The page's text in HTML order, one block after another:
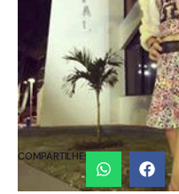
COMPARTILHE: